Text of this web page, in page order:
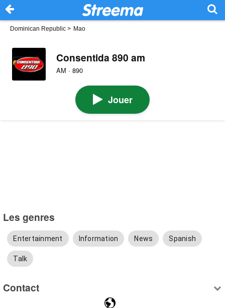
Dominican Republic > Mao
Consentida 890 am
AM · 890
Jouer
Les genres
Entertainment Information News Spanish
Talk
Contact